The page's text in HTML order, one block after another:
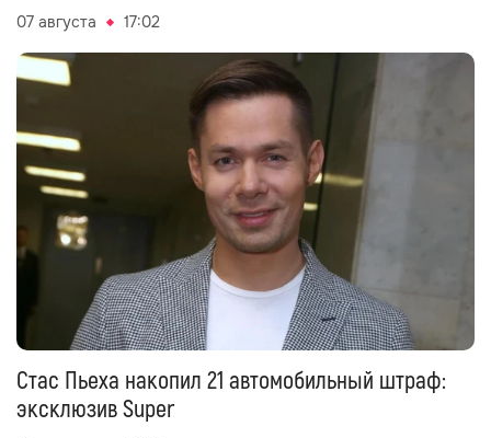
07 августа 17:02
Стас Пьеха накопил 21 автомобильный штраф:
эксклюзив Super